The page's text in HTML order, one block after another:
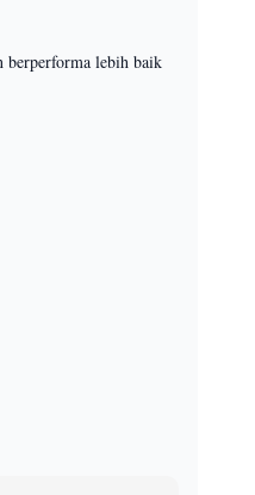
berperforma lebih baik